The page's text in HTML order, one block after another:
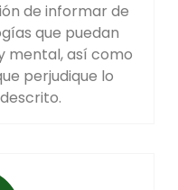
de informar de
que puedan
mental, así como
perjudique lo